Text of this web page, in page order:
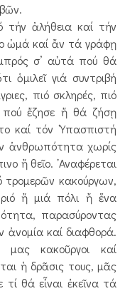
ἀλήθεια καί τήν
ὠμά καί ἄν τά γράφῃ
σ’ αὐτά πού θά
ὁμιλεῖ γιά συντριβή
πιό σκληρές, πιό
πού ἔζησε ἤ θά ζήσῃ
καί τόν ῾Υπασπιστή
ἀνθρωπότητα χωρίς
ἤ θεῖο. ᾿Αναφέρεται
τρομερῶν κακούργων,
ἤ μιά πόλι ἤ ἕνα
παρασύροντας
καί διαφθορά.
κακοῦργοι καί
ἡ δρᾶσις τους, μᾶς
τί θά εἶναι ἐκεῖνα τά